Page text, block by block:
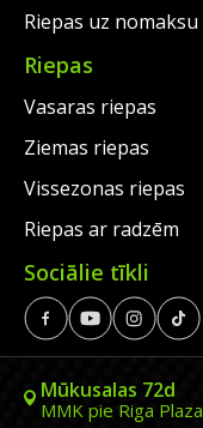
Riepas uz nomaksu
Riepas
Vasaras riepas
Ziemas riepas
Vissezonas riepas
Riepas ar radzēm
Sociālie tīkli
Mūkusalas 72d
MMK pie Riga Plaza